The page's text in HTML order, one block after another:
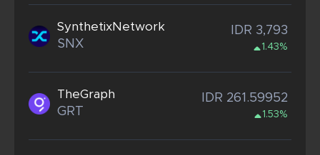
SynthetixNetwork
SNX
IDR 3,793
1.43%
TheGraph
GRT
IDR 261.59952
1.53%